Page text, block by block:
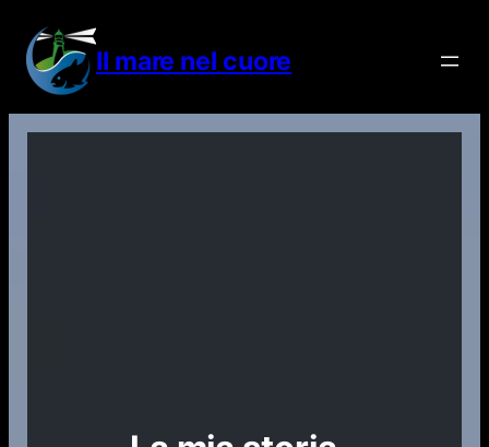
contenuto
Il mare nel cuore